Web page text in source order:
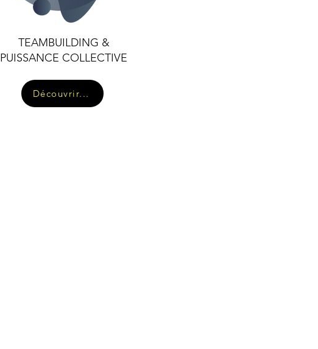
TEAMBUILDING &
PUISSANCE COLLECTIVE
Découvrir...